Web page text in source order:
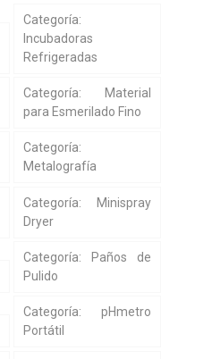
Categoría:
Incubadoras
Refrigeradas
Categoría: Material
para Esmerilado Fino
Categoría:
Metalografía
Categoría: Minispray
Dryer
Categoría: Paños de
Pulido
Categoría: pHmetro
Portátil